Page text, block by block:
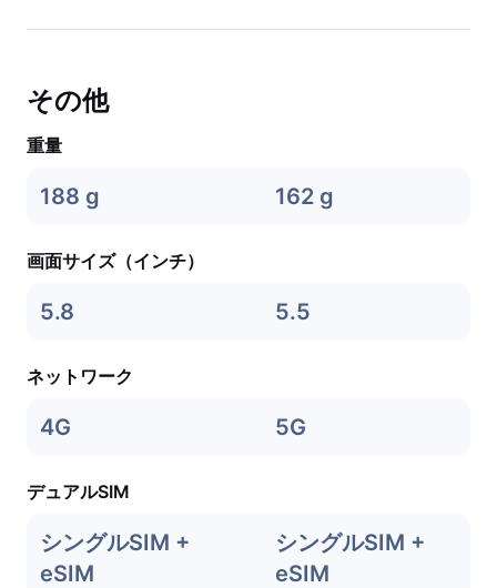
その他
重量
188 g 162 g
画面サイズ（インチ）
5.8 5.5
ネットワーク
4G 5G
デュアルSIM
シングルSIM +
eSIM
シングルSIM +
eSIM